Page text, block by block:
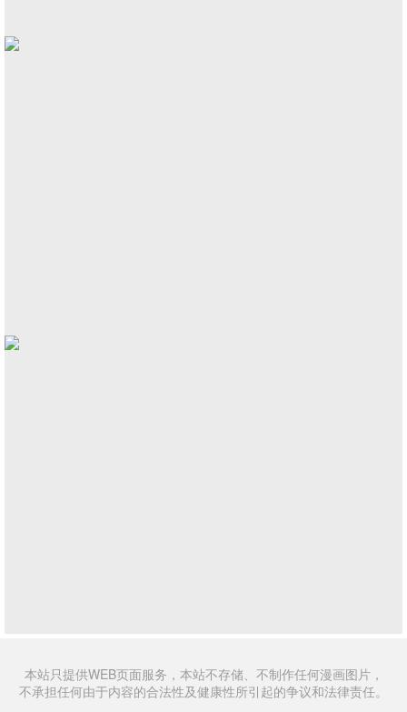
本站只提供WEB页面服务，本站不存储、不制作任何漫画图片，
不承担任何由于内容的合法性及健康性所引起的争议和法律责任。